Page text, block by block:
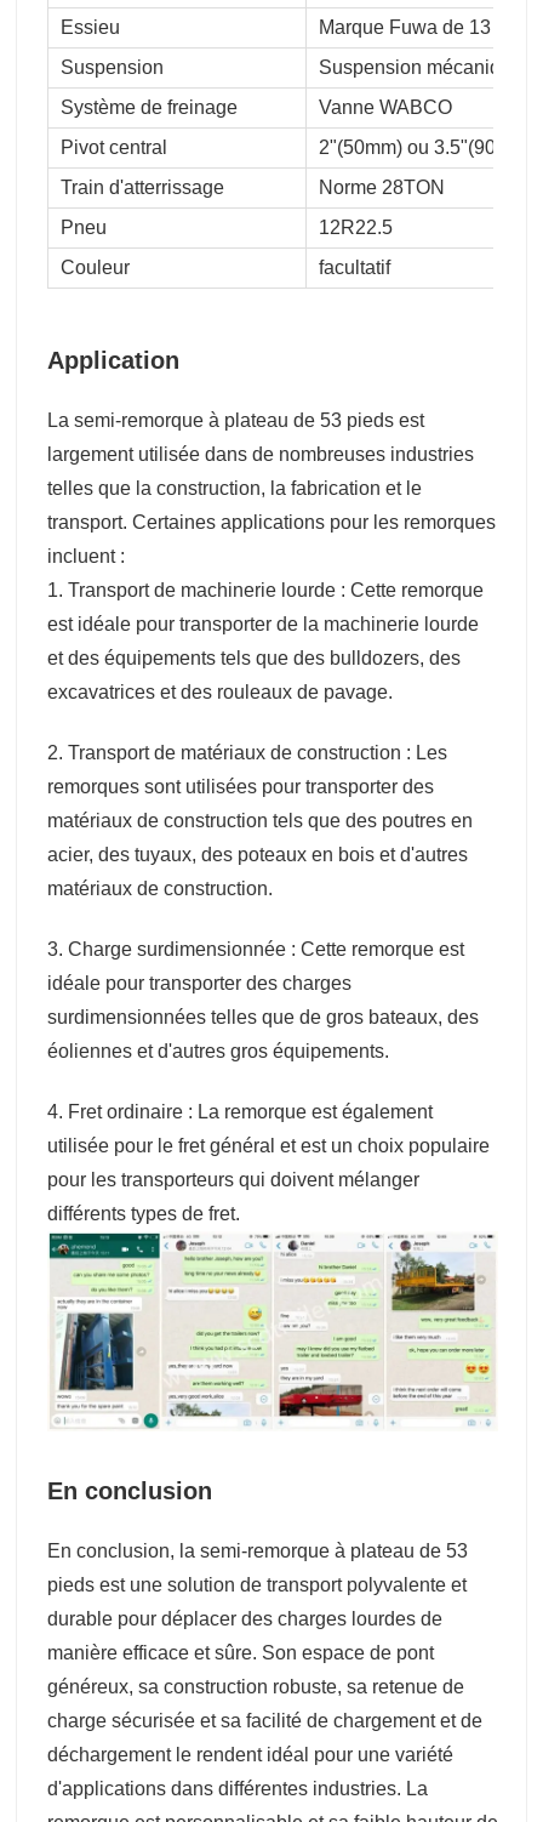
Essieu
Marque Fuwa de 13
Suspension
Suspension mécanique
Système de freinage
Vanne WABCO
Pivot central
2"(50mm) ou
Train d'atterrissage
Norme 28TON
Pneu
12R22.5
Couleur
facultatif
Application
La semi-remorque à plateau de 53 pieds est
largement utilisée dans de nombreuses industries
telles que la construction, la fabrication et le
transport. Certaines applications pour les remorques
incluent :
1. Transport de machinerie lourde : Cette remorque
est idéale pour transporter de la machinerie lourde
et des équipements tels que des bulldozers, des
excavatrices et des rouleaux de pavage.
2. Transport de matériaux de construction : Les
remorques sont utilisées pour transporter des
matériaux de construction tels que des poutres en
acier, des tuyaux, des poteaux en bois et d'autres
matériaux de construction.
3. Charge surdimensionnée : Cette remorque est
idéale pour transporter des charges
surdimensionnées telles que de gros bateaux, des
éoliennes et d'autres gros équipements.
4. Fret ordinaire : La remorque est également
utilisée pour le fret général et est un choix populaire
pour les transporteurs qui doivent mélanger
différents types de fret.
En conclusion
En conclusion, la semi-remorque à plateau de 53
pieds est une solution de transport polyvalente et
durable pour déplacer des charges lourdes de
manière efficace et sûre. Son espace de pont
généreux, sa construction robuste, sa retenue de
charge sécurisée et sa facilité de chargement et de
déchargement le rendent idéal pour une variété
d'applications dans différentes industries. La